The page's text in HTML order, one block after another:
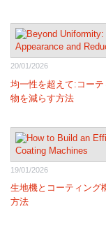
20/01/2026
均一性を超えて:コー
物を減らす方法
19/01/2026
生地機とコーティング
方法